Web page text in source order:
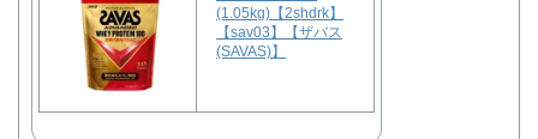
(1.05kg)【2shdrk】
【sav03】【ザバス
(SAVAS)】